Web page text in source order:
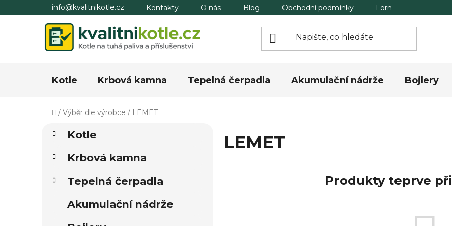
na
info@kvalitnikotle.cz Kontakty O nás Blog Obchodní podmínky Formulář pro
Kotle Krbová kamna Tepelná čerpadla Akumulační nádrže Bojlery
Domů
/ Výběr dle výrobce / LEMET
P
s
r
kategorie
K
a
e
o
Kotle
Krbová kamna
Tepelná čerpadla
Akumulační nádrže
LEMET
Produkty teprve